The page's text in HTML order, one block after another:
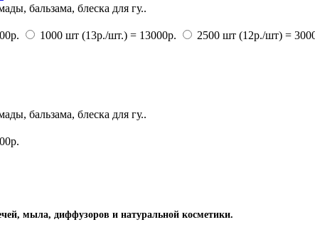
бальзама, блеска для гу..
1000 шт (13р./шт.) = 13000р.
2500 шт (12р./шт) =
бальзама, блеска для гу..
мыла, диффузоров и натуральной косметики.